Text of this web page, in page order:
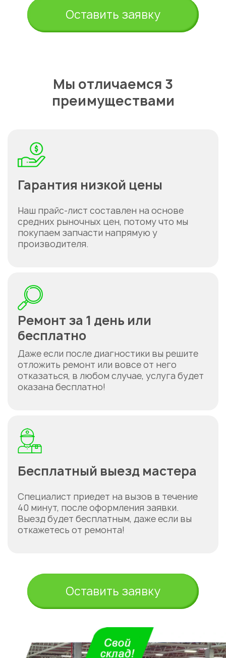
Оставить заявку
Мы отличаемся 3
преимуществами
Гарантия низкой цены
Наш прайс-лист составлен на основе
средних рыночных цен, потому что мы
покупаем запчасти напрямую у
производителя.
Ремонт за 1 день или
бесплатно
Даже если после диагностики вы решите
отложить ремонт или вовсе от него
отказаться, в любом случае, услуга будет
оказана бесплатно!
Бесплатный выезд мастера
Специалист приедет на вызов в течение
40 минут, после оформления заявки.
Выезд будет бесплатным, даже если вы
откажетесь от ремонта!
Оставить заявку
города